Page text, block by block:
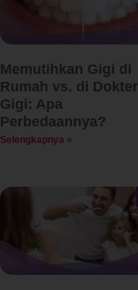
Memutihkan Gigi di
Rumah vs. di Dokter
Gigi: Apa
Perbedaannya?
Selengkapnya »